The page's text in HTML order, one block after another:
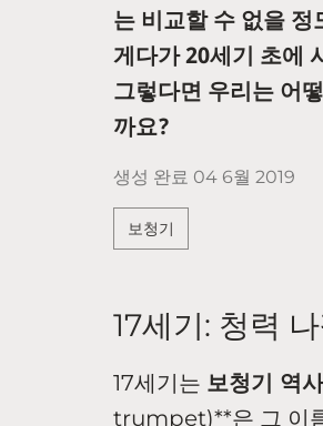
는 비교할 수 없을
게다가 20세기 초에
그렇다면 우리는 어
까요?
생성 완료 04 6월 2019
보청기
17세기: 청력
17세기는 보청기 역사
trumpet)**은 그 이름